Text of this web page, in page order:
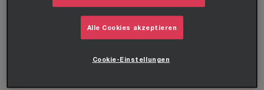
Mag. Florian Hauenstein, LL.M.
Alle Cookies akzeptieren
Cookie-Einstellungen